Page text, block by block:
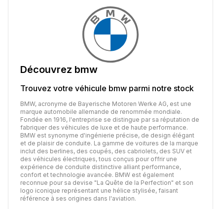
Découvrez bmw
Trouvez votre véhicule bmw parmi notre stock
BMW, acronyme de Bayerische Motoren Werke AG, est une
marque automobile allemande de renommée mondiale.
Fondée en 1916, l'entreprise se distingue par sa réputation de
fabriquer des véhicules de luxe et de haute performance.
BMW est synonyme d'ingénierie précise, de design élégant
et de plaisir de conduite. La gamme de voitures de la marque
inclut des berlines, des coupés, des cabriolets, des SUV et
des véhicules électriques, tous conçus pour offrir une
expérience de conduite distinctive alliant performance,
confort et technologie avancée. BMW est également
reconnue pour sa devise "La Quête de la Perfection" et son
logo iconique représentant une hélice stylisée, faisant
référence à ses origines dans l'aviation.